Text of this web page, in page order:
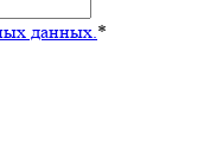
данных.*